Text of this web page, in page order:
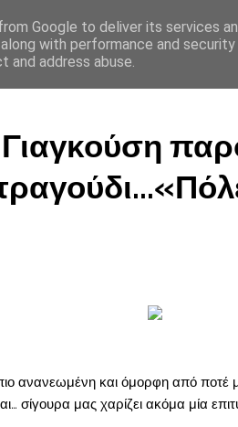
ανανεωμένη και όμορφη από ποτέ
σίγουρα μας χαρίζει ακόμα μία
Google to deliver its services
with performance and
address abuse.